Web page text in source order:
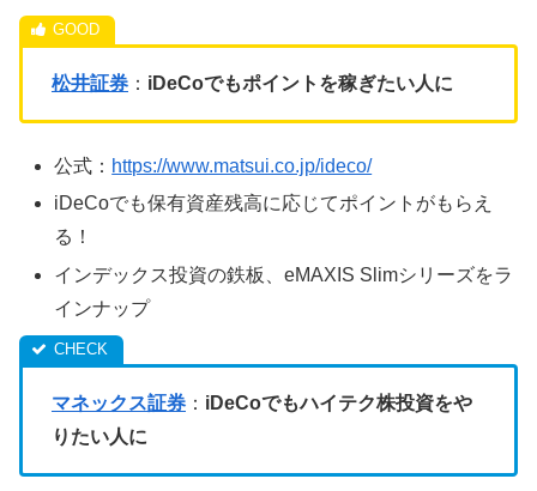
松井証券 ： iDeCoでもポイントを稼ぎたい人に
公式： https://www.matsui.co.jp/ideco/
iDeCoでも保有資産残高に応じてポイントがもらえ
る！
インデックス投資の鉄板、eMAXIS Slimシリーズをラ
インナップ
マネックス証券 ： iDeCoでもハイテク株投資をや
りたい人に